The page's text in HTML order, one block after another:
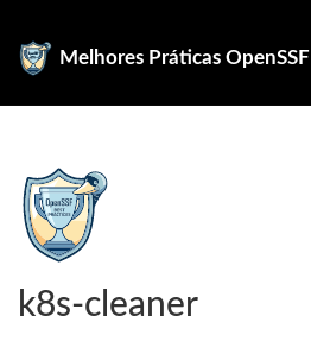
Melhores Práticas OpenSSF
k8s-cleaner